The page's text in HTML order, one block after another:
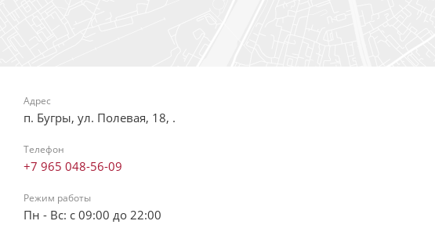
Адрес
п. Бугры, ул. Полевая, 18, .
Телефон
+7 965 048-56-09
Режим работы
Пн - Вс: с 09:00 до 22:00